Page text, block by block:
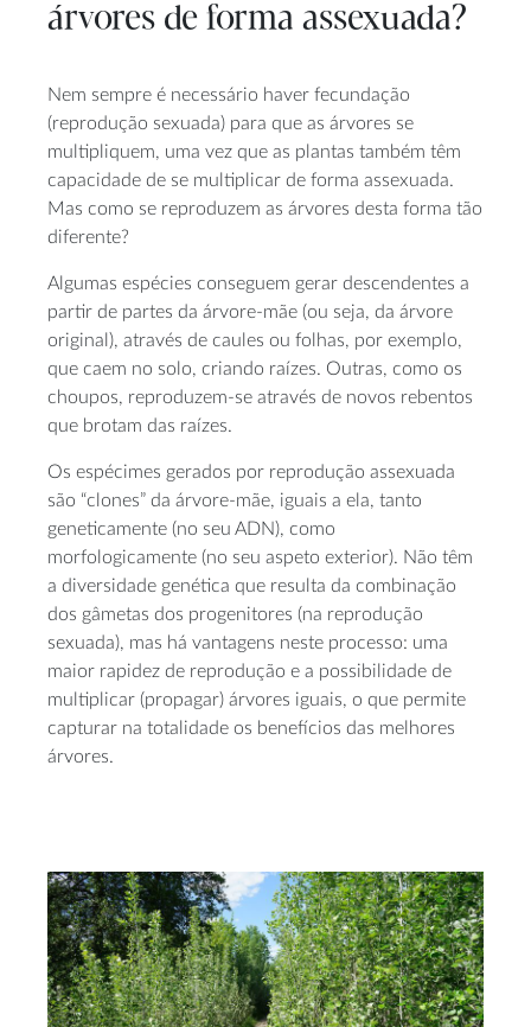
árvores de forma assexuada?
Nem sempre é necessário haver fecundação
(reprodução sexuada) para que as árvores se
multipliquem, uma vez que as plantas também têm
capacidade de se multiplicar de forma assexuada.
Mas como se reproduzem as árvores desta forma tão
diferente?
Algumas espécies conseguem gerar descendentes a
partir de partes da árvore-mãe (ou seja, da árvore
original), através de caules ou folhas, por exemplo,
que caem no solo, criando raízes. Outras, como os
choupos, reproduzem-se através de novos rebentos
que brotam das raízes.
Os espécimes gerados por reprodução assexuada
são “clones” da árvore-mãe, iguais a ela, tanto
geneticamente (no seu ADN), como
morfologicamente (no seu aspeto exterior). Não têm
a diversidade genética que resulta da combinação
dos gâmetas dos progenitores (na reprodução
sexuada), mas há vantagens neste processo: uma
maior rapidez de reprodução e a possibilidade de
multiplicar (propagar) árvores iguais, o que permite
capturar na totalidade os benefícios das melhores
árvores.